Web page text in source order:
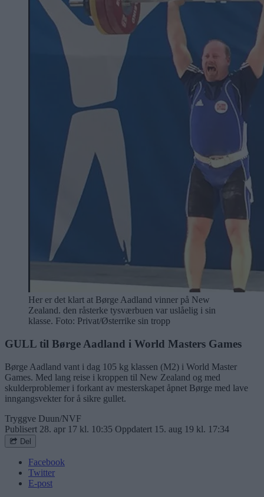
Her er det klart at Børge Aadland vinner på New
Zealand. den råsterke tysværbuen var uslåelig i sin
klasse. Foto: Privat/Østerrike sin tropp
GULL til Børge Aadland i World Masters Games
Børge Aadland vant i dag 105 kg klassen (M2) i World Master
Games. Med lang reise i kroppen til New Zealand og med
skulderproblemer i forkant av mesterskapet åpnet Børge med lave
inngangsvekter for å sikre gullet.
Tryggve Duun/NVF
Publisert 28. apr 17 kl. 10:35 Oppdatert 15. aug 19 kl. 17:34
Del
Facebook
Twitter
E-post